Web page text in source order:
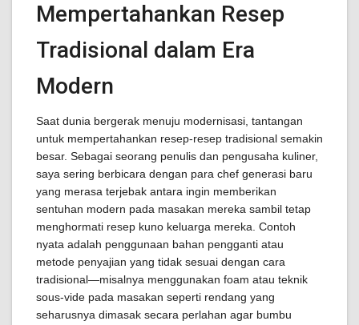
Mempertahankan Resep
Tradisional dalam Era
Modern
Saat dunia bergerak menuju modernisasi, tantangan
untuk mempertahankan resep-resep tradisional semakin
besar. Sebagai seorang penulis dan pengusaha kuliner,
saya sering berbicara dengan para chef generasi baru
yang merasa terjebak antara ingin memberikan
sentuhan modern pada masakan mereka sambil tetap
menghormati resep kuno keluarga mereka. Contoh
nyata adalah penggunaan bahan pengganti atau
metode penyajian yang tidak sesuai dengan cara
tradisional—misalnya menggunakan foam atau teknik
sous-vide pada masakan seperti rendang yang
seharusnya dimasak secara perlahan agar bumbu